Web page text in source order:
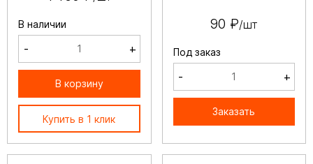
В наличии
- +
В корзину
Купить в 1 клик
90 ₽/шт
Под заказ
- +
Заказать